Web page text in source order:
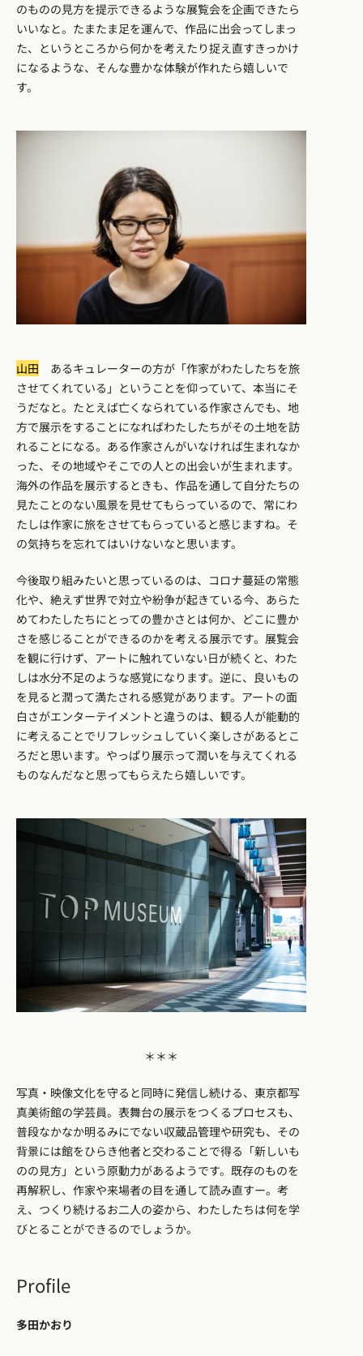
のものの見方を提示できるような展覧会を企画できたら
いいなと。たまたま足を運んで、作品に出会ってしまっ
た、というところから何かを考えたり捉え直すきっかけ
になるような、そんな豊かな体験が作れたら嬉しいで
す。
山田 あるキュレーターの方が「作家がわたしたちを旅
させてくれている」ということを仰っていて、本当にそ
うだなと。たとえば亡くなられている作家さんでも、地
方で展示をすることになればわたしたちがその土地を訪
れることになる。ある作家さんがいなければ生まれなか
った、その地域やそこでの人との出会いが生まれます。
海外の作品を展示するときも、作品を通して自分たちの
見たことのない風景を見せてもらっているので、常にわ
たしは作家に旅をさせてもらっていると感じますね。そ
の気持ちを忘れてはいけないなと思います。
今後取り組みたいと思っているのは、コロナ蔓延の常態
化や、絶えず世界で対立や紛争が起きている今、あらた
めてわたしたちにとっての豊かさとは何か、どこに豊か
さを感じることができるのかを考える展示です。展覧会
を観に行けず、アートに触れていない日が続くと、わた
しは水分不足のような感覚になります。逆に、良いもの
を見ると潤って満たされる感覚があります。アートの面
白さがエンターテイメントと違うのは、観る人が能動的
に考えることでリフレッシュしていく楽しさがあるとこ
ろだと思います。やっぱり展示って潤いを与えてくれる
ものなんだなと思ってもらえたら嬉しいです。
＊＊＊
写真・映像文化を守ると同時に発信し続ける、東京都写
真美術館の学芸員。表舞台の展示をつくるプロセスも、
普段なかなか明るみにでない収蔵品管理や研究も、その
背景には館をひらき他者と交わることで得る「新しいも
のの見方」という原動力があるようです。既存のものを
再解釈し、作家や来場者の目を通して読み直すー。考
え、つくり続けるお二人の姿から、わたしたちは何を学
びとることができるのでしょうか。
Profile
多田かおり